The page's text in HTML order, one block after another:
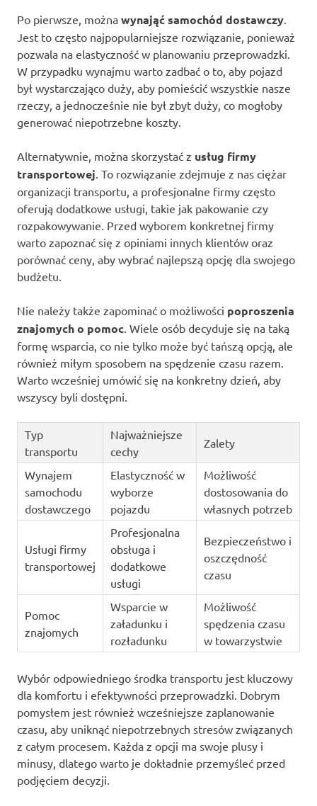
Po pierwsze, można wynająć samochód dostawczy
Jest to często najpopularniejsze rozwiązanie, ponieważ
pozwala na elastyczność w planowaniu przeprowadzki.
W przypadku wynajmu warto zadbać o to, aby pojazd
był wystarczająco duży, aby pomieścić wszystkie nasze
rzeczy, a jednocześnie nie był zbyt duży, co mogłoby
generować niepotrzebne koszty.
Alternatywnie, można skorzystać z usług firmy
transportowej . To rozwiązanie zdejmuje z nas ciężar
organizacji transportu, a profesjonalne firmy często
oferują dodatkowe usługi, takie jak pakowanie czy
rozpakowywanie. Przed wyborem konkretnej firmy
warto zapoznać się z opiniami innych klientów oraz
porównać ceny, aby wybrać najlepszą opcję dla swojego
budżetu.
Nie należy także zapominać o możliwości poproszenia
znajomych o pomoc . Wiele osób decyduje się na taką
formę wsparcia, co nie tylko może być tańszą opcją, ale
również miłym sposobem na spędzenie czasu razem.
Warto wcześniej umówić się na konkretny dzień, aby
wszyscy byli dostępni.
Typ
transportu
Najważniejsze
cechy
Zalety
Wynajem
samochodu
dostawczego
Elastyczność w
wyborze
pojazdu
Możliwość
dostosowania do
własnych potrzeb
Usługi firmy
transportowej
Profesjonalna
obsługa i
dodatkowe
usługi
Bezpieczeństwo i
oszczędność
czasu
Pomoc
znajomych
Wsparcie w
załadunku i
rozładunku
Możliwość
spędzenia czasu
w towarzystwie
Wybór odpowiedniego środka transportu jest kluczowy
dla komfortu i efektywności przeprowadzki. Dobrym
pomysłem jest również wcześniejsze zaplanowanie
czasu, aby uniknąć niepotrzebnych stresów związanych
z całym procesem. Każda z opcji ma swoje plusy i
minusy, dlatego warto je dokładnie przemyśleć przed
podjęciem decyzji.